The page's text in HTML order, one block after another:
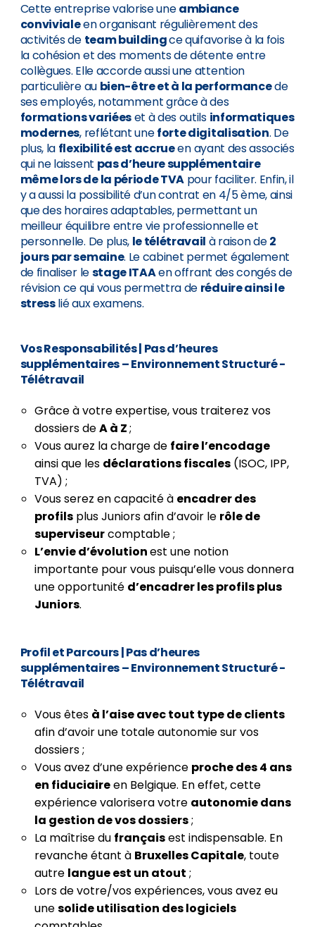
Cette entreprise valorise uneambiance
convivialeen organisant régulièrement des
activités de team buildingce quifavorise à la fois
la cohésion et des moments de détente entre
collègues. Elle accorde aussi une attention
particulière au bien-être et à la performancede
ses employés, notamment grâce à des
formations variéeset à des outils informatiques
modernes, reflétant uneforte digitalisation. De
plus, la flexibilité est accrueen ayant des associés
qui ne laissent pas d’heure supplémentaire
même lors de la période TVA pour faciliter. Enfin, il
y a aussi la possibilité d’un contrat en 4/5 ème, ainsi
que des horaires adaptables, permettant un
meilleur équilibre entre vie professionnelle et
personnelle. De plus, le télétravail à raison de2
jours par semaine. Le cabinet permet également
de finaliser lestage ITAAen offrant des congés de
révision ce qui vous permettra de réduire ainsi le
stresslié aux examens.
Vos Responsabilités| Pas d’heures
supplémentaires – Environnement Structuré -
Télétravail
Grâce à votre expertise, vous traiterez vos
dossiers deA à Z;
Vous aurez la charge de faire l’encodage
ainsi que les déclarations fiscales(ISOC, IPP,
TVA) ;
Vous serez en capacité à encadrer des
profilsplus Juniors afin d’avoir le rôle de
superviseurcomptable ;
L’envie d’évolutionest une notion
importante pour vous puisqu’elle vous donnera
une opportunité d’encadrer les profils plus
Juniors.
Profil et Parcours|Pas d’heures
supplémentaires – Environnement Structuré -
Télétravail
Vous êtes à l’aise avec tout type de clients
afin d’avoir une totale autonomie sur vos
dossiers ;
Vous avez d’une expérience proche des 4 ans
en fiduciaireen Belgique. En effet, cette
expérience valorisera votre autonomie dans
la gestion de vos dossiers;
La maîtrise du françaisest indispensable. En
revanche étant à Bruxelles Capitale, toute
autre langue est un atout ;
Lors de votre/vos expériences, vous avez eu
unesolide utilisation des logiciels